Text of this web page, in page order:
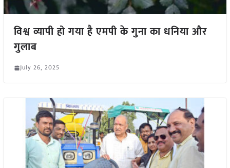
विश्व व्यापी हो गया है एमपी के गुना का धनिया और
गुलाब
July 26, 2025